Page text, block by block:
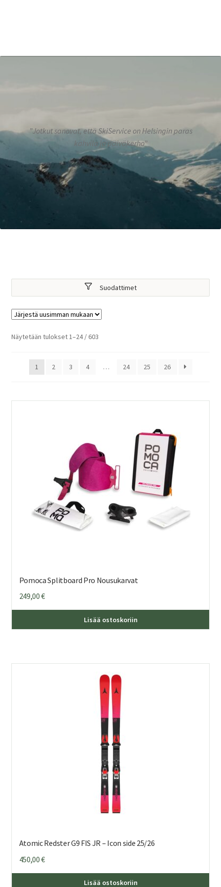
”Jotkut sanovat, että SkiService on Helsingin paras
kahvila ja päiväkerho”
Suodattimet
Näytetään tulokset 1–24 / 603Sorted
1
2 3 4 … 24 25 26
Pomoca Splitboard Pro Nousukarvat
249,00€
Lisää ostoskoriin
Atomic Redster G9 FIS JR – Icon side 25/26
450,00€
Lisää ostoskoriin